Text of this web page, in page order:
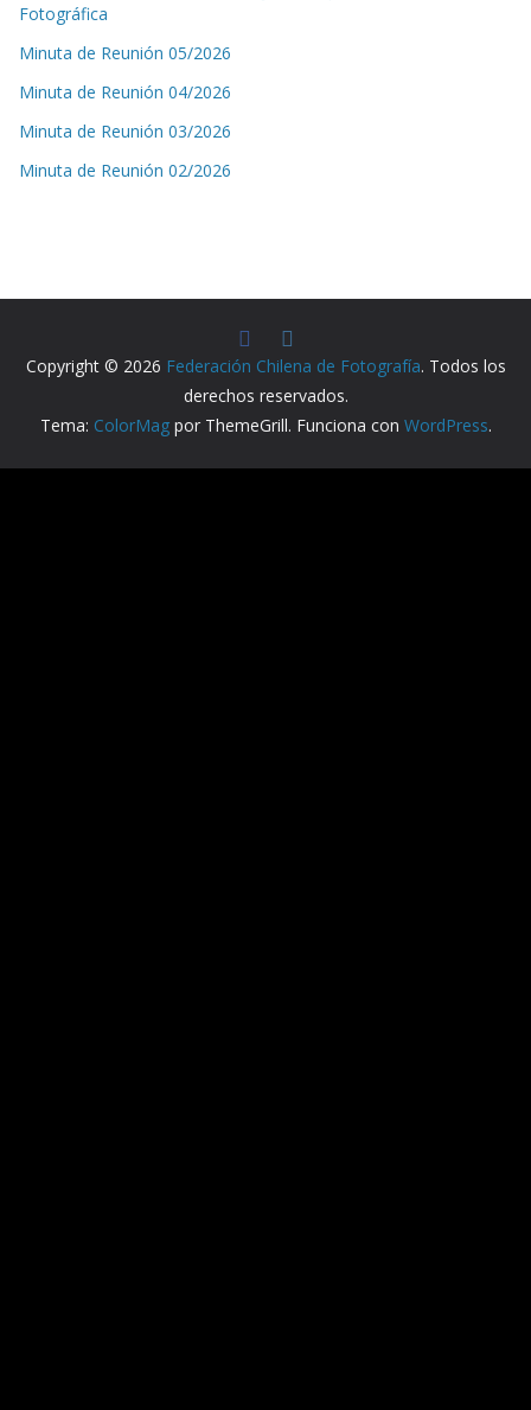
Fotográfica
Minuta de Reunión 05/2026
Minuta de Reunión 04/2026
Minuta de Reunión 03/2026
Minuta de Reunión 02/2026
Copyright © 2026 Federación Chilena de Fotografía. Todos los
derechos reservados.
Tema: ColorMagpor ThemeGrill. Funciona con WordPress.